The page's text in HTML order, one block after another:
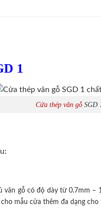
1
Cửa thép vân gỗ SGD
gỗ có độ dày từ 0.7mm
mẫu cửa thêm đa dạng